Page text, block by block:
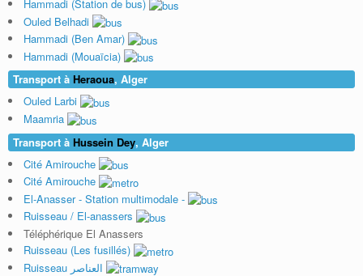
Hammadi (Station de bus)
Ouled Belhadi
Hammadi (Ben Amar)
Hammadi (Mouaïcia)
Transport à Heraoua, Alger
Ouled Larbi
Maamria
Transport à Hussein Dey, Alger
Cité Amirouche
Cité Amirouche
El-Anasser - Station multimodale -
Ruisseau / El-anassers
Téléphérique El Anassers
Ruisseau (Les fusillés)